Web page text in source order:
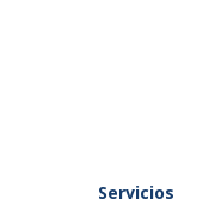
Servicios